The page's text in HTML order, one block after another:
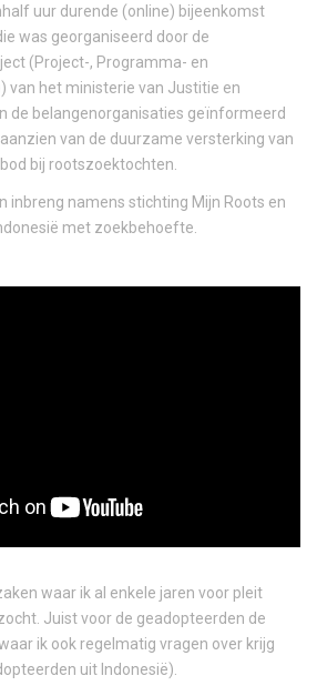
uur durende (online) bijeenkomst
was georganiseerd door de
(Project-, Programma- en
van het ministerie van Justitie en
de belangenorganisaties geïnformeerd
van de duurzame versterking van
bij rootszoektochten.
inbreng namens stichting Mijn Roots en
met zoekbehoefte.
waar ik al enkele jaren voor pleit
Juist voor de geadopteerden de
ik ook regelmatig vragen over krijg
uit Indonesië).